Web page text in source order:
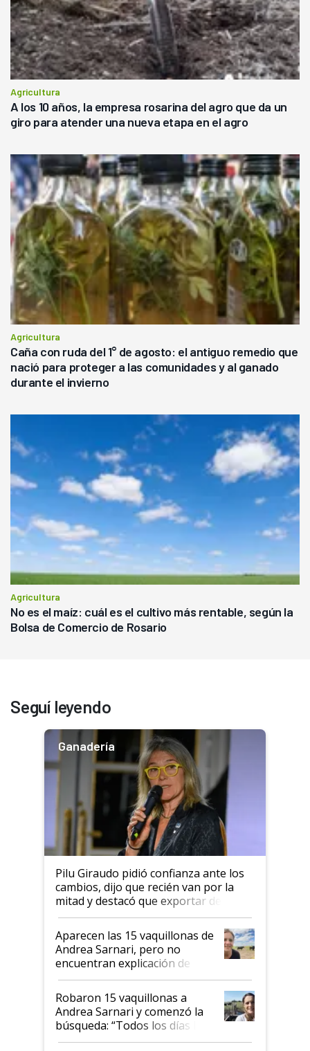
Agricultura
A los 10 años, la empresa rosarina del agro que da un
giro para atender una nueva etapa en el agro
Agricultura
Caña con ruda del 1° de agosto: el antiguo remedio que
nació para proteger a las comunidades y al ganado
durante el invierno
Agricultura
No es el maíz: cuál es el cultivo más rentable, según la
Bolsa de Comercio de Rosario
Seguí leyendo
Ganadería
Pilu Giraudo pidió confianza ante los
cambios, dijo que recién van por la
mitad y destacó que exportar dejó de
ser "para unos pocos": "Tenemos un
mandato muy claro del gobierno
nacional"
Aparecen las 15 vaquillonas de
Andrea Sarnari, pero no
encuentran explicación de
cómo llegaron allí
Robaron 15 vaquillonas a
Andrea Sarnari y comenzó la
búsqueda: “Todos los días le
toca a algún productor”